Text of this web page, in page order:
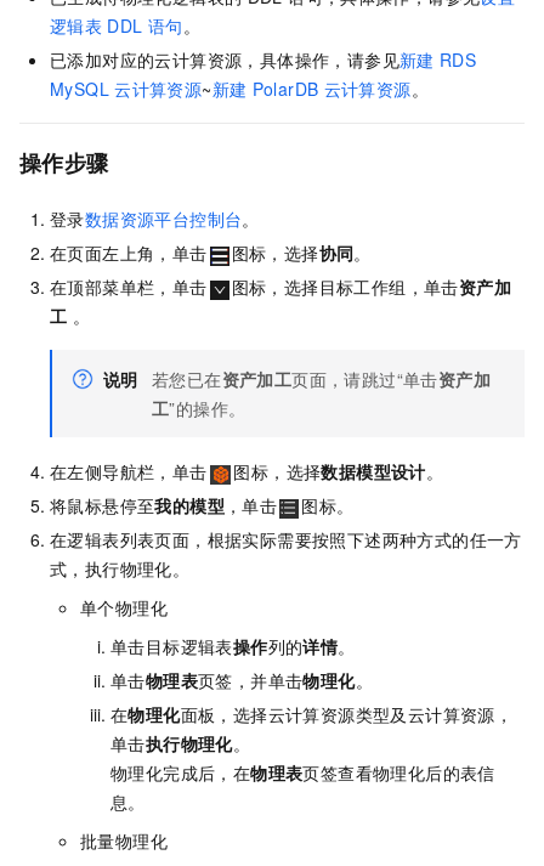
逻辑表 DDL 语句。
已添加对应的云计算资源，具体操作，请参见新建 RDS
MySQL 云计算资源~新建 PolarDB 云计算资源。
操作步骤
登录数据资源平台控制台。
在页面左上角，单击
图标，选择协同。
在顶部菜单栏，单击
图标，选择目标工作组，单击资产加
工 。
说明 若您已在资产加工页面，请跳过“单击资产加
工”的操作。
在左侧导航栏，单击 图标，选择数据模型设计。
将鼠标悬停至我的模型 ，单击
图标。
在逻辑表列表页面，根据实际需要按照下述两种方式的任一方
式，执行物理化。
单个物理化
单击目标逻辑表操作列的详情。
单击物理表页签，并单击物理化。
在物理化面板，选择云计算资源类型及云计算资源，
单击执行物理化。
物理化完成后，在物理表页签查看物理化后的表信
息。
批量物理化